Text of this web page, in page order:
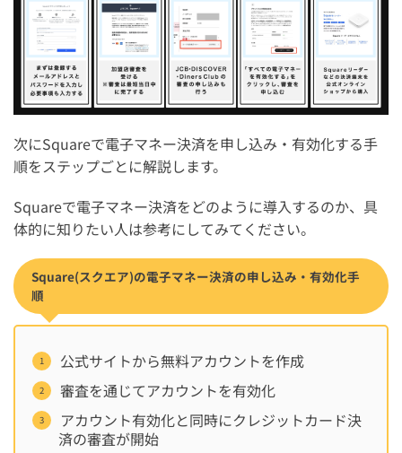
次にSquareで電子マネー決済を申し込み・有効化する手
順をステップごとに解説します。
Squareで電子マネー決済をどのように導入するのか、具
体的に知りたい人は参考にしてみてください。
Square(スクエア)の電子マネー決済の申し込み・有効化手
順
公式サイトから無料アカウントを作成
審査を通じてアカウントを有効化
アカウント有効化と同時にクレジットカード決
済の審査が開始